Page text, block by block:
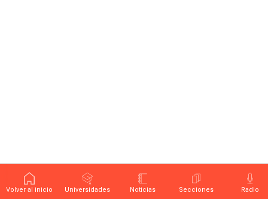
Volver al inicio Universidades Noticias Secciones Radio